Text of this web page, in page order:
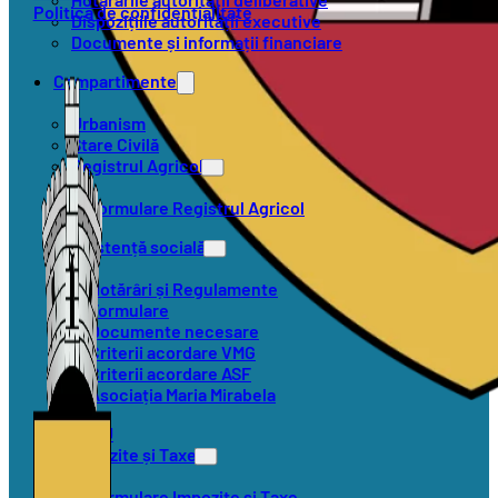
Dispozițiile autorității executive
Documente și informații financiare
Compartimente
Urbanism
Stare Civilă
Registrul Agricol
Formulare Registrul Agricol
Asistență socială
Hotărâri și Regulamente
Formulare
Documente necesare
Criterii acordare VMG
Criterii acordare ASF
Asociația Maria Mirabela
SVSU
Impozite și Taxe
Politica de confidențialitate